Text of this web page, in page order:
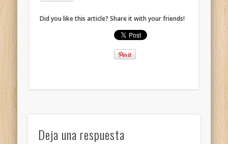
Did you like this article? Share it with your friends!
Deja una respuesta